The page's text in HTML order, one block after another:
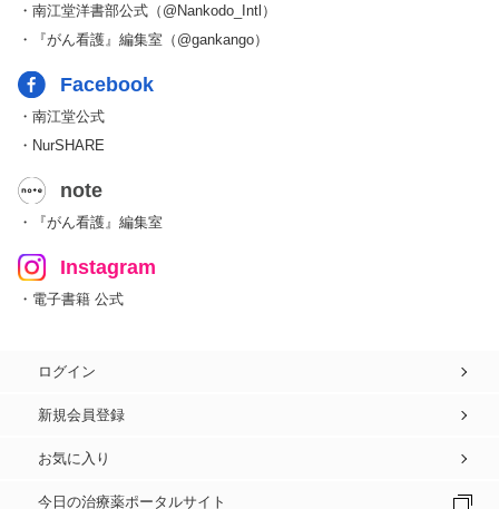
・南江堂洋書部公式（@Nankodo_Intl）
・『がん看護』編集室（@gankango）
Facebook
・南江堂公式
・NurSHARE
note
・『がん看護』編集室
Instagram
・電子書籍 公式
ログイン
新規会員登録
お気に入り
今日の治療薬ポータルサイト